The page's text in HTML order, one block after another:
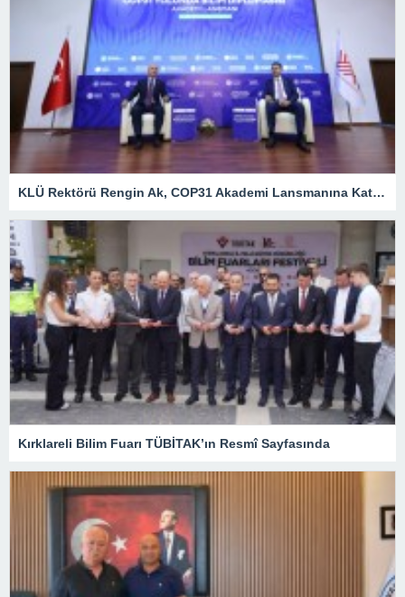
KLÜ Rektörü Rengin Ak, COP31 Akademi Lansmanına Katıldı
Kırklareli Bilim Fuarı TÜBİTAK’ın Resmî Sayfasında